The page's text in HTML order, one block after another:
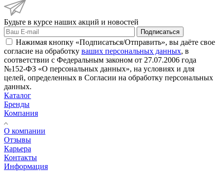
Будьте в курсе наших акций и новостей
Подписаться
Нажимая кнопку «Подписаться/Отправить», вы даёте свое
согласие на обработку ваших персональных данных, в
соответствии с Федеральным законом от 27.07.2006 года
№152-ФЗ «О персональных данных», на условиях и для
целей, определенных в Согласии на обработку персональных
данных.
Каталог
Бренды
Компания
О компании
Отзывы
Карьера
Контакты
Информация